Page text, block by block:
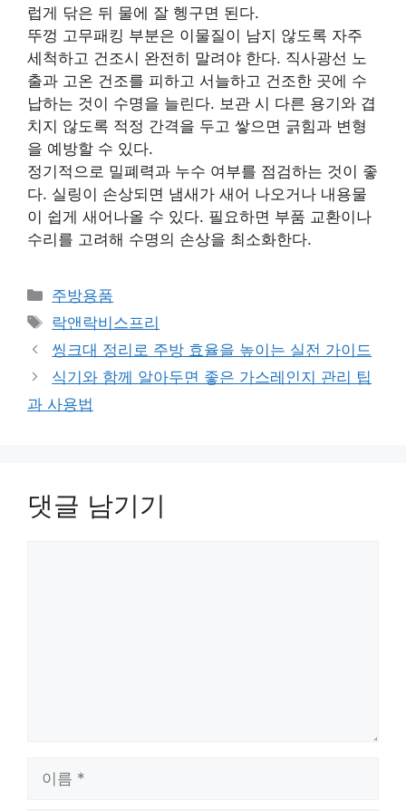
럽게 닦은 뒤 물에 잘 헹구면 된다.
뚜껑 고무패킹 부분은 이물질이 남지 않도록 자주
세척하고 건조시 완전히 말려야 한다. 직사광선 노
출과 고온 건조를 피하고 서늘하고 건조한 곳에 수
납하는 것이 수명을 늘린다. 보관 시 다른 용기와 겹
치지 않도록 적정 간격을 두고 쌓으면 긁힘과 변형
을 예방할 수 있다.
정기적으로 밀폐력과 누수 여부를 점검하는 것이 좋
다. 실링이 손상되면 냄새가 새어 나오거나 내용물
이 쉽게 새어나올 수 있다. 필요하면 부품 교환이나
수리를 고려해 수명의 손상을 최소화한다.
카
테
고
리
주방용품
태
그
락앤락비스프리
씽크대 정리로 주방 효율을 높이는 실전 가이드
식기와 함께 알아두면 좋은 가스레인지 관리 팁
과 사용법
댓글 남기기